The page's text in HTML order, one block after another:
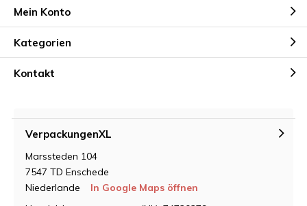
Mein Konto
Kategorien
Kontakt
VerpackungenXL
Marssteden 104
7547 TD Enschede
Niederlande
In Google Maps öffnen